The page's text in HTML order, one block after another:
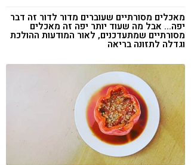
ניקוי רעלים
מזונות על
ילדים
תזונה וספורט
רגישות לגלוטן
קורונה
טבעונות
מאכלים מסורתיים שעוברים מדור לדור זה דבר
יפה... אבל מה שעוד יותר יפה זה מאכלים
מסורתיים שמתעדכנים, לאור המודעות ההולכת
וגדלה לתזונה בריאה